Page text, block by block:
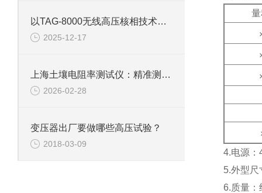
以TAG-8000无线高压核相技术解析与现场应用
2025-12-17
上海土壤电阻率测试仪：精准测量土壤电导率的工具
2026-02-28
变压器出厂要做哪些高压试验？
2018-03-09
4.电源：
5.外型尺
6.质量：